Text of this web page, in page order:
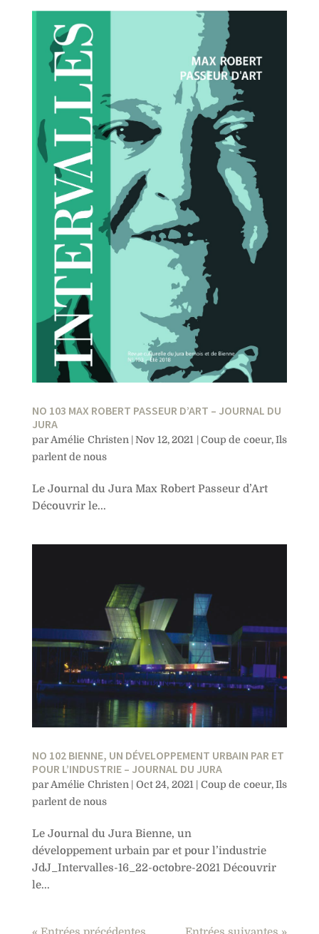
NO 103 MAX ROBERT PASSEUR D’ART – JOURNAL DU
JURA
parAmélie Christen |Nov 12, 2021 |Coup de coeur,Ils
parlent de nous
Le Journal du Jura Max Robert Passeur d’Art
Découvrir le...
NO 102 BIENNE, UN DÉVELOPPEMENT URBAIN PAR ET
POUR L’INDUSTRIE – JOURNAL DU JURA
parAmélie Christen| Oct 24, 2021| Coup de coeur,Ils
parlent de nous
Le Journal du Jura Bienne, un
développement urbain par et pour l’industrie
JdJ_Intervalles-16_22-octobre-2021 Découvrir
le...